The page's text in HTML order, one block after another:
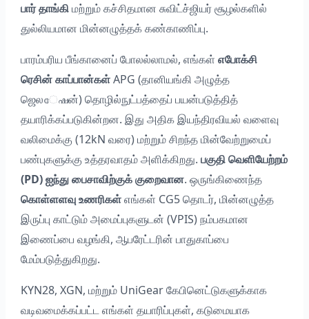
பார் தாங்கிமற்றும் கச்சிதமான சுவிட்ச்ஜியர் சூழல்களில்
துல்லியமான மின்னழுத்தக் கண்காணிப்பு.
பாரம்பரிய பீங்கானைப் போலல்லாமல், எங்கள்எபோக்சி
ரெசின் காப்பான்கள்APG (தானியங்கி அழுத்த
ஜெலേഷன்) தொழில்நுட்பத்தைப் பயன்படுத்தித்
தயாரிக்கப்படுகின்றன. இது அதிக இயந்திரவியல் வளைவு
வலிமைக்கு (12kN வரை) மற்றும் சிறந்த மின்வேற்றுமைப்
பண்புகளுக்கு உத்தரவாதம் அளிக்கிறது.பகுதி வெளியேற்றம்
(PD) ஐந்து பைசாவிற்குக் குறைவான. ஒருங்கிணைந்த
கொள்ளளவு உணரிகள்எங்கள் CG5 தொடர், மின்னழுத்த
இருப்பு காட்டும் அமைப்புகளுடன் (VPIS) நம்பகமான
இணைப்பை வழங்கி, ஆபரேட்டரின் பாதுகாப்பை
மேம்படுத்துகிறது.
KYN28, XGN, மற்றும் UniGear கேபினெட்டுகளுக்காக
வடிவமைக்கப்பட்ட எங்கள் தயாரிப்புகள், கடுமையாக